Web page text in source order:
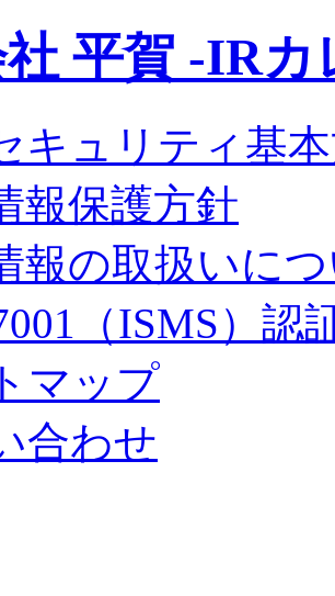
平賀 -IRカ
キュリティ基
報保護方針
報の取扱いに
（ISMS）認
マップ
合わせ